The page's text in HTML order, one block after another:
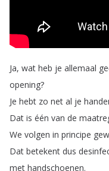
Ja, wat heb je allemaal
opening?
Je hebt zo net al je
Dat is één van de
We volgen in principe
Dat betekent dus
met handschoenen.